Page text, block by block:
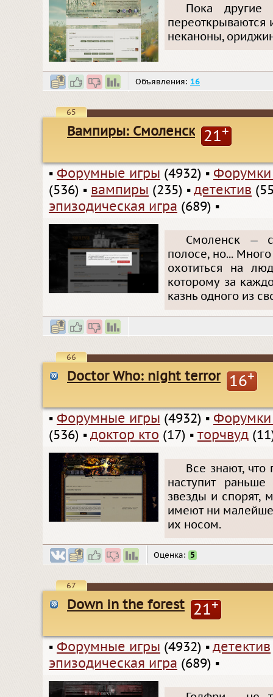
Пока другие
переоткрываются
неканоны,
Объявления: 16
65
Вампиры: Смоленск 21+
▪ Форумные игры (4932) ▪
(536) ▪ вампиры (235) ▪ детектив
эпизодическая игра (689) ▪
Смоленск —
полосе, но...
охотиться на
которому за
казнь одного из
66
Doctor Who: night terror 16+
▪ Форумные игры (4932) ▪
(536) ▪ доктор кто (17) ▪ торчвуд
Все знают,
наступит
звезды и спорят,
имеют ни
их носом.
Оценка: 5
67
Down in the forest 21+
▪ Форумные игры (4932) ▪ детектив
эпизодическая игра (689) ▪